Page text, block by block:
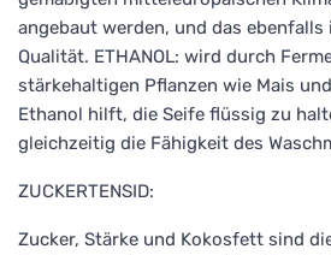
angebaut werden, und das
Qualität. ETHANOL: wird durch
stärkehaltigen Pflanzen wie Mais
Ethanol hilft, die Seife flüssig zu
gleichzeitig die Fähigkeit des
ZUCKERTENSID:
Zucker, Stärke und Kokosfett sind